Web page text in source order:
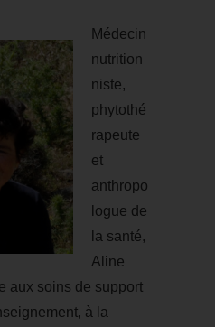
Médecin
nutrition
niste,
phytothé
rapeute
et
anthropo
logue de
la santé,
Aline
aux soins de support
à la